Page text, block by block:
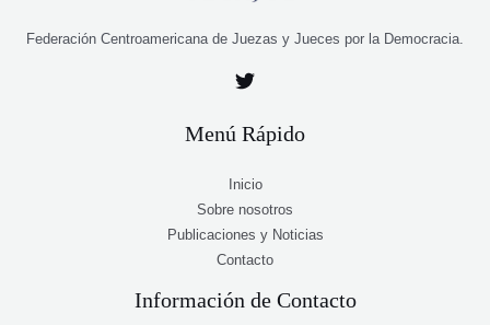
Federación Centroamericana de Juezas y Jueces por la Democracia.
Menú Rápido
Inicio
Sobre nosotros
Publicaciones y Noticias
Contacto
Información de Contacto